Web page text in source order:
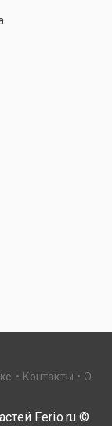
Контакты
О
Ferio.ru ©